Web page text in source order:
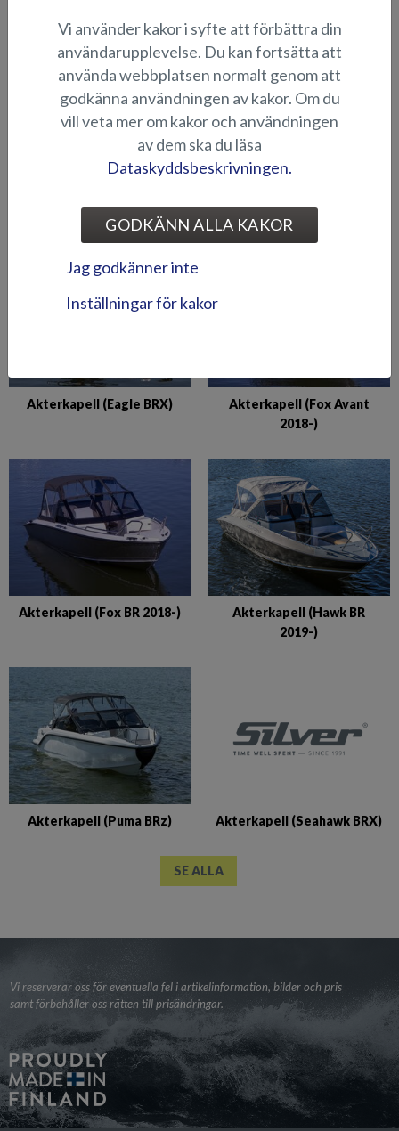
KAPELL
Akterkapell (Beaver BR) Akterkapell (Eagle BR)
Akterkapell (Eagle BRX)
Akterkapell (Fox Avant
2018-)
Akterkapell (Fox BR 2018-)
Akterkapell (Hawk BR
2019-)
Akterkapell (Puma BRz) Akterkapell (Seahawk BRX)
SE ALLA
Vi reserverar oss för eventuella fel i artikelinformation, bilder och pris
samt förbehåller oss rätten till prisändringar.
Vi använder kakor i syfte att förbättra din
användarupplevelse. Du kan fortsätta att
använda webbplatsen normalt genom att
godkänna användningen av kakor. Om du
vill veta mer om kakor och användningen
av dem ska du läsa
Dataskyddsbeskrivningen.
GODKÄNN ALLA KAKOR
Jag godkänner inte
Inställningar för kakor